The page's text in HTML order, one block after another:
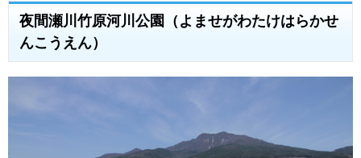
夜間瀬川竹原河川公園（よませがわたけはらかせ
んこうえん）